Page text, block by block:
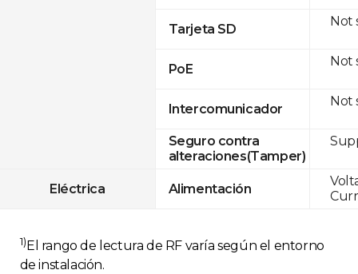
Tarjeta SD
PoE
Intercomunicador
Seguro contra
alteraciones(Tamper)
Eléctrica Alimentación
Not
Not
Not
1) El rango de lectura de RF varía según el entorno
de instalación.